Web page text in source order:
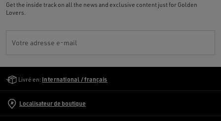
Get the inside track on all the news and exclusive content just for Golden
Lovers.
Votre adresse e-mail
Livré en: International / français
Localisateur de boutique